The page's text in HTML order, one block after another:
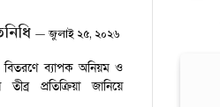
জুলাই ২৫, ২০২৬
বিতরণে ব্যাপক অনিয়ম ও
প্রতিক্রিয়া জানিয়ে